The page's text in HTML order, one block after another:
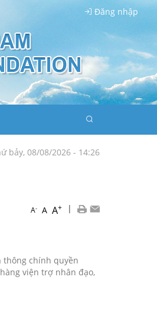
Đăng nhập
tỏa sức mạnh mềm TRUNG QUỐC
bảy, 08/08/2026 - 14:26
A- A A+ |
thông chính quyền
viện trợ nhân đạo,